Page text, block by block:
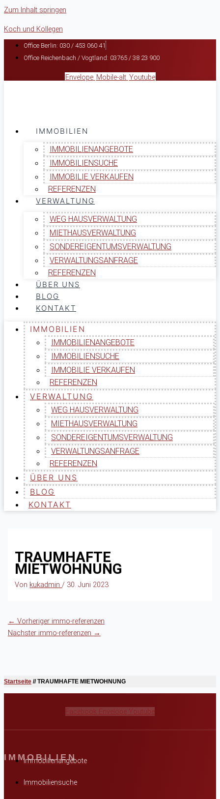
Zum Inhalt springen
Koch und Kollegen
Office Berlin: 030 / 453 060 41
Office Reichenbach / Vogtland: 03765 / 38 23 900
Envelope Mobile-alt Youtube
IMMOBILIEN
IMMOBILIENANGEBOTE
IMMOBILIENSUCHE
IMMOBILIE VERKAUFEN
REFERENZEN
VERWALTUNG
WEG HAUSVERWALTUNG
MIETHAUSVERWALTUNG
SONDEREIGENTUMSVERWALTUNG
VERWALTUNGSANFRAGE
REFERENZEN
ÜBER UNS
BLOG
KONTAKT
IMMOBILIEN
IMMOBILIENANGEBOTE
IMMOBILIENSUCHE
IMMOBILIE VERKAUFEN
REFERENZEN
VERWALTUNG
WEG HAUSVERWALTUNG
MIETHAUSVERWALTUNG
SONDEREIGENTUMSVERWALTUNG
VERWALTUNGSANFRAGE
REFERENZEN
ÜBER UNS
BLOG
KONTAKT
TRAUMHAFTE
MIETWOHNUNG
Von kukadmin/ 30. Juni 2023
← Vorheriger immo-referenzen
Nächster immo-referenzen →
Startseite //TRAUMHAFTE MIETWOHNUNG
Facebook Envelope Youtube
IMMOBILIEN
Immobilienangebote
Immobiliensuche